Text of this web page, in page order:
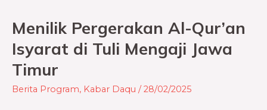
Menilik Pergerakan Al-Qur’an
Isyarat di Tuli Mengaji Jawa
Timur
Berita Program, Kabar Daqu /28/02/2025
Menilik
Pergerakan
Al-
Qur’an
Isyarat